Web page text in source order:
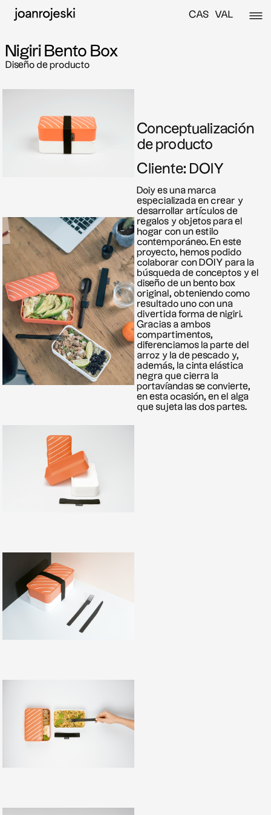
CAS VAL
Nigiri Bento Box
Diseño de producto
Conceptualización
de producto
Cliente: DOIY
Doiy es una marca
especializada en crear y
desarrollar artículos de
regalos y objetos para el
hogar con un estilo
contemporáneo. En este
proyecto, hemos podido
colaborar con DOIY para la
búsqueda de conceptos y el
diseño de un bento box
original, obteniendo como
resultado uno con una
divertida forma de nigiri.
Gracias a ambos
compartimentos,
diferenciamos la parte del
arroz y la de pescado y,
además, la cinta elástica
negra que cierra la
portavíandas se convierte,
en esta ocasión, en el alga
que sujeta las dos partes.